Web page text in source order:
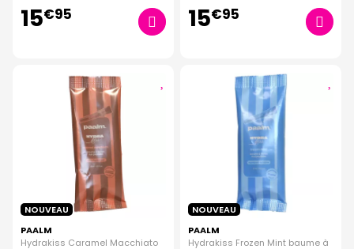
15€95 15€95
NOUVEAU
PAALM
Hydrakiss Caramel Macchiato
NOUVEAU
PAALM
Hydrakiss Frozen Mint baume à